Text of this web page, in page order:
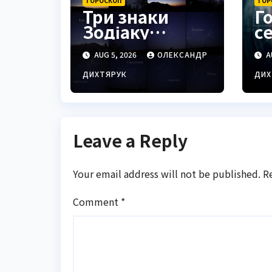
Три знаки
Зодіаку
відчують
тріумф у
справах уже
найближчими
AUG 5, 2026
ОЛЕКСАНДР
ДИХТЯРУК
Leave a Reply
Your email address will not be published.
Comment *